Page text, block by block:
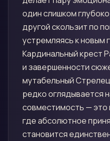
один слишком
другой скользит по
устремляясь к новым
Кардинальный крест
и завершенности
мутабельный
редко оглядывается
совместимость — это
где абсолютное
становится